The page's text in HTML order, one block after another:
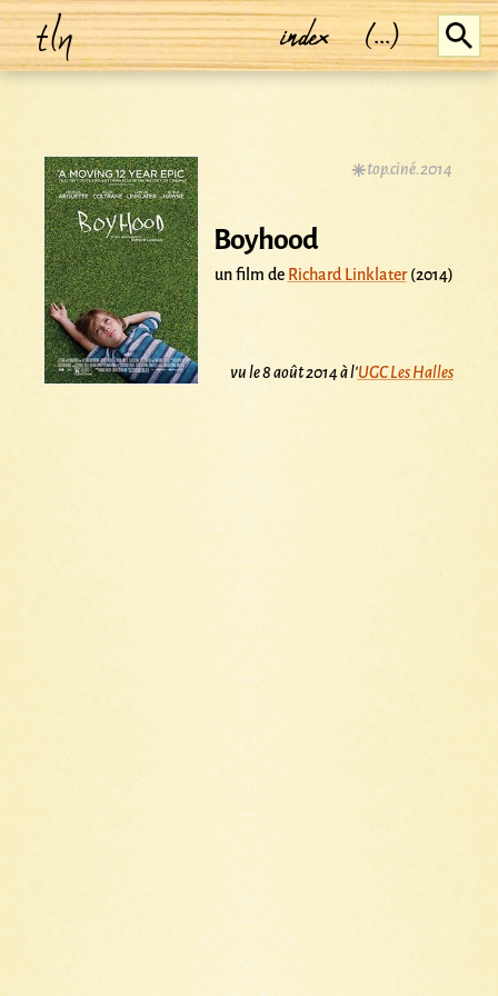
tln index (...)
top.ciné.2014
Boyhood
un film de Richard Linklater(2014)
vu le 8 août 2014 à l'UGC Les Halles